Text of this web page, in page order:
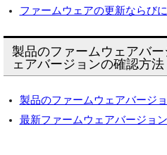
ファームウェアの更新ならび
製品のファームウェアバ
ェアバージョンの確認方法
製品のファームウェアバージ
最新ファームウェアバージョ